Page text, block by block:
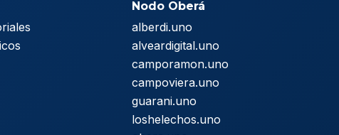
Nodo Oberá
alberdi.uno
alveardigital.uno
camporamon.uno
campoviera.uno
guarani.uno
loshelechos.uno